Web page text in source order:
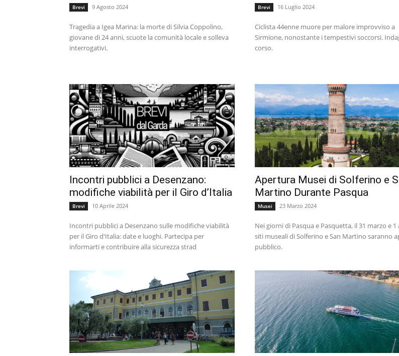
Brevi 9 Agosto 2024
Tragedia a Igea Marina: la morte di Silvia Coppolino,
giovane di 24 anni, scuote la comunità locale e solleva
interrogativi.
Brevi 16 Luglio 2024
Ciclista 44enne muore per malore improvviso a
Sirmione, nonostante i tempestivi soccorsi.
corso.
Incontri pubblici a Desenzano:
modifiche viabilità per il Giro d’Italia
Brevi 10 Aprile 2024
Incontri pubblici a Desenzano sulle modifiche viabilità
per il Giro d'Italia: date e luoghi. Partecipa per
informarti e contribuire alla sicurezza strad
Apertura Musei di Solferino e
Martino Durante Pasqua
Musei 23 Marzo 2024
Nei giorni di Pasqua e Pasquetta, il 31 marzo e 1
siti museali di Solferino e San Martino saranno
pubblico.